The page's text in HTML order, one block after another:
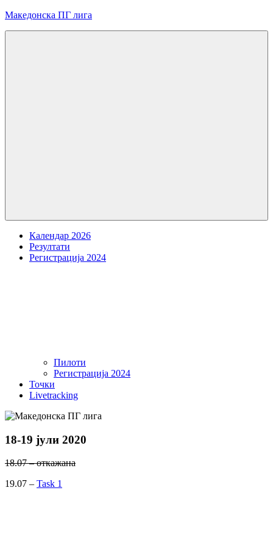
Skip
Македонска ПГ лига
Календар 2026
Резултати
Регистрација 2024
Пилоти
Регистрација 2024
Точки
Livetracking
18-19 јули 2020
18.07 – откажана
19.07 – Task 1